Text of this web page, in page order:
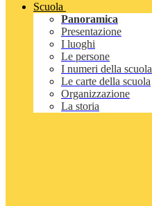
Scuola
Panoramica
Presentazione
I luoghi
Le persone
I numeri della scuola
Le carte della scuola
Organizzazione
La storia